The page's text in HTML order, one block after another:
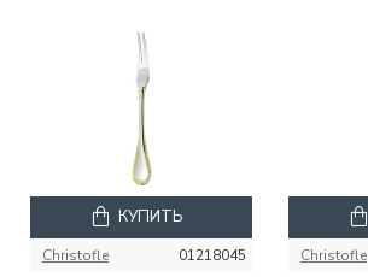
Christofle 01218045
КУПИТЬ
Christofle